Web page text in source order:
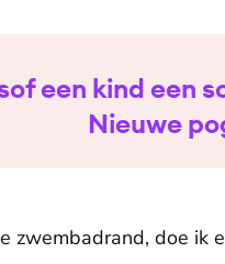
een kind een
Nieuwe
zwembadrand, doe ik